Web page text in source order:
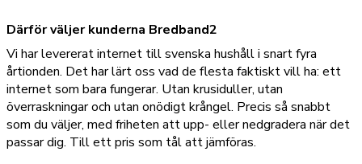
Därför väljer kunderna Bredband2
Vi har levererat internet till svenska hushåll i snart fyra
årtionden. Det har lärt oss vad de flesta faktiskt vill ha: ett
internet som bara fungerar. Utan krusiduller, utan
överraskningar och utan onödigt krångel. Precis så snabbt
som du väljer, med friheten att upp- eller nedgradera när det
passar dig. Till ett pris som tål att jämföras.